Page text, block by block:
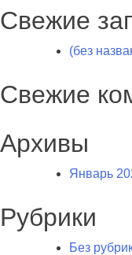
Свежие
(без
Свежие
Архивы
Январь
Рубрики
Без